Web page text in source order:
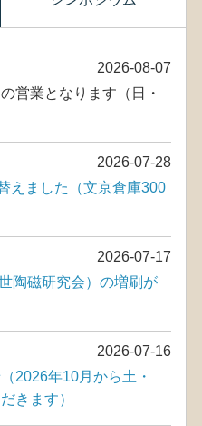
2026-08-07
営業となります（日・
2026-07-28
ました（文京倉庫300
2026-07-17
陶磁研究会）の増刷が
2026-07-16
2026年10月から土・
きます）